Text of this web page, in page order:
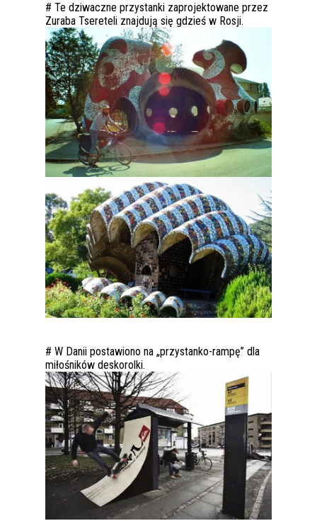
# Te dziwaczne przystanki zaprojektowane przez
Zuraba Tsereteli znajdują się gdzieś w Rosji.
# W Danii postawiono na „przystanko-rampę” dla
miłośników deskorolki.